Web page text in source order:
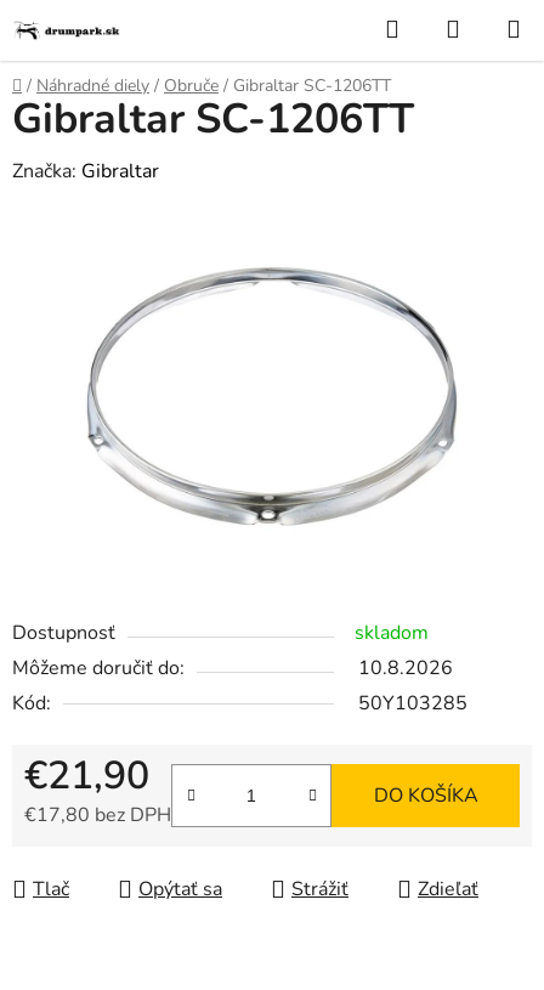
na
obsah
Hľadať
KOŠÍK
Domov
/ Náhradné diely / Obruče / Gibraltar SC-1206TT
Dostupnosť
skladom
Môžeme doručiť do:
10.8.2026
Kód:
50Y103285
€21,90
€17,80 bez DPH
DO KOŠÍKA
Tlač Opýtať sa Strážiť Zdieľať
Gibraltar SC-1206TT
Značka: Gibraltar